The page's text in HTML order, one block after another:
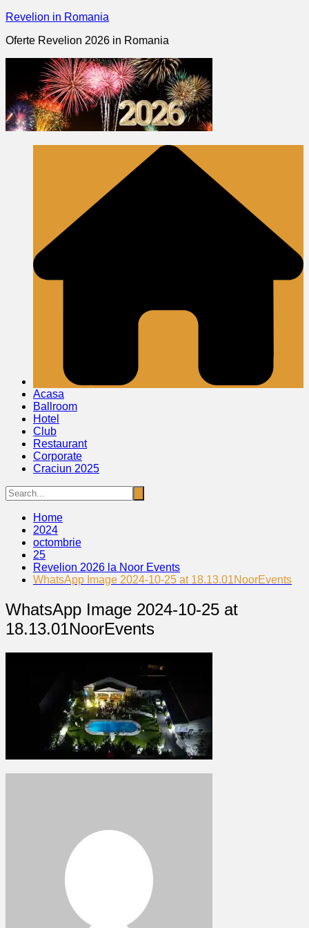
Skip
content
Revelion in Romania
Oferte Revelion 2026 in Romania
Acasa
Ballroom
Hotel
Club
Restaurant
Corporate
Craciun 2025
Home
2024
octombrie
25
Revelion 2026 la Noor Events
WhatsApp Image 2024-10-25 at 18.13.01NoorEvents
WhatsApp Image 2024-10-25 at
18.13.01NoorEvents